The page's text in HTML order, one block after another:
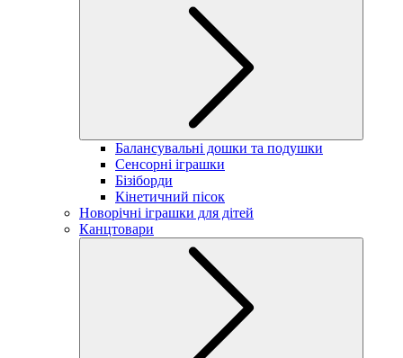
Балансувальні дошки та подушки
Сенсорні іграшки
Бізіборди
Кінетичний пісок
Новорічні іграшки для дітей
Канцтовари